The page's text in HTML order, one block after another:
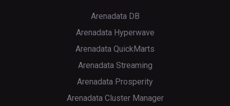
Arenadata DB
Arenadata Hyperwave
Arenadata QuickMarts
Arenadata Streaming
Arenadata Prosperity
Arenadata Cluster Manager